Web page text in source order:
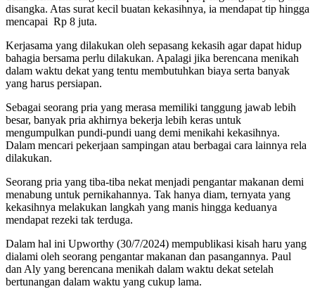
disangka. Atas surat kecil buatan kekasihnya, ia mendapat tip hingga
mencapai Rp 8 juta.
Kerjasama yang dilakukan oleh sepasang kekasih agar dapat hidup
bahagia bersama perlu dilakukan. Apalagi jika berencana menikah
dalam waktu dekat yang tentu membutuhkan biaya serta banyak
yang harus persiapan.
Sebagai seorang pria yang merasa memiliki tanggung jawab lebih
besar, banyak pria akhirnya bekerja lebih keras untuk
mengumpulkan pundi-pundi uang demi menikahi kekasihnya.
Dalam mencari pekerjaan sampingan atau berbagai cara lainnya rela
dilakukan.
Seorang pria yang tiba-tiba nekat menjadi pengantar makanan demi
menabung untuk pernikahannya. Tak hanya diam, ternyata yang
kekasihnya melakukan langkah yang manis hingga keduanya
mendapat rezeki tak terduga.
Dalam hal ini Upworthy (30/7/2024) mempublikasi kisah haru yang
dialami oleh seorang pengantar makanan dan pasangannya. Paul
dan Aly yang berencana menikah dalam waktu dekat setelah
bertunangan dalam waktu yang cukup lama.